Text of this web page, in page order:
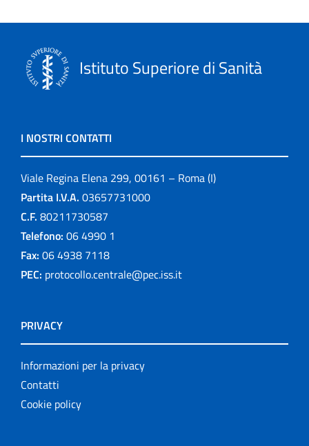
Istituto Superiore di Sanità
I NOSTRI CONTATTI
Viale Regina Elena 299, 00161 – Roma (I)
Partita I.V.A. 03657731000
C.F. 80211730587
Telefono: 06 4990 1
Fax: 06 4938 7118
PEC: protocollo.centrale@pec.iss.it
PRIVACY
Informazioni per la privacy
Contatti
Cookie policy